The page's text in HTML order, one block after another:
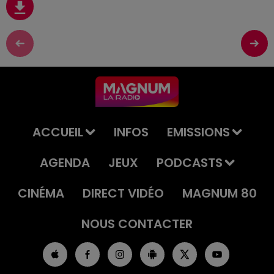
ACCUEIL INFOS
EMISSIONS
AGENDA
JEUX
PODCASTS
CINÉMA
DIRECT VIDÉO
MAGNUM 80
NOUS CONTACTER